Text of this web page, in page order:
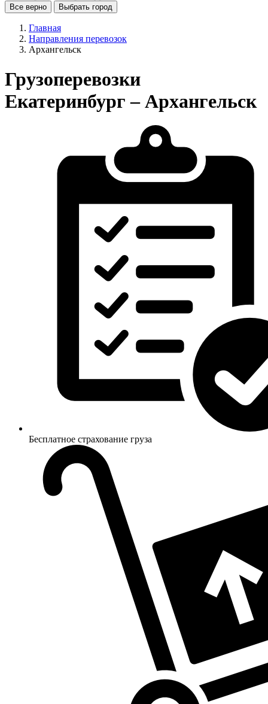
Все верно Выбрать город
Главная
Направления перевозок
Архангельск
Грузоперевозки
Екатеринбург – Архангельск
Бесплатное страхование груза